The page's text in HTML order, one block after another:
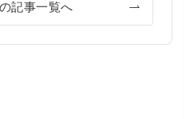
記事一覧へ